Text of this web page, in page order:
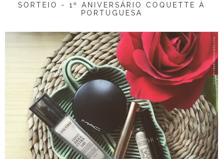
SORTEIO - 1º ANIVERSÁRIO COQUETTE À
PORTUGUESA